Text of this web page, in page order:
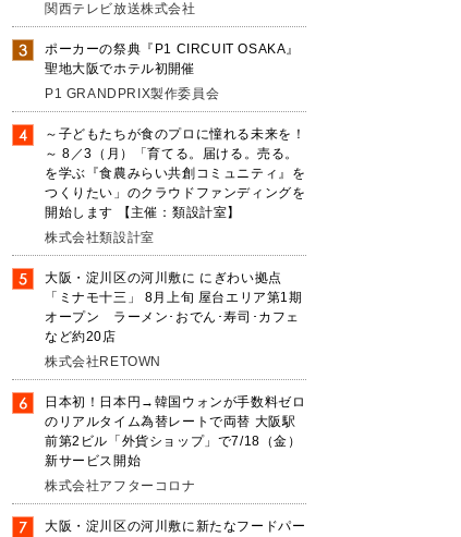
関西テレビ放送株式会社
ポーカーの祭典『P1 CIRCUIT OSAKA』
聖地大阪でホテル初開催
P1 GRANDPRIX製作委員会
～子どもたちが食のプロに憧れる未来を！
～ 8／3（月）「育てる。届ける。売る。
を学ぶ『食農みらい共創コミュニティ』を
つくりたい」のクラウドファンディングを
開始します 【主催：類設計室】
株式会社類設計室
大阪・淀川区の河川敷に にぎわい拠点
「ミナモ十三」 8月上旬 屋台エリア第1期
オープン ラーメン･おでん･寿司･カフェ
など約20店
株式会社RETOWN
日本初！日本円→韓国ウォンが手数料ゼロ
のリアルタイム為替レートで両替 大阪駅
前第2ビル「外貨ショップ」で7/18（金）
新サービス開始
株式会社アフターコロナ
大阪・淀川区の河川敷に新たなフードパー